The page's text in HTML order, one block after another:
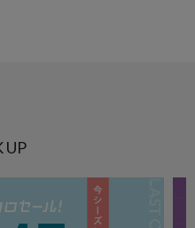
UP